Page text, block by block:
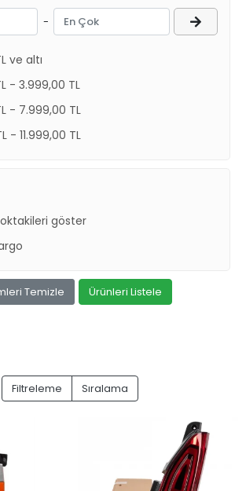
-
ve altı
- 3.999,00 TL
- 7.999,00 TL
- 11.999,00 TL
göster
Temizle Ürünleri Listele
Filtreleme Sıralama